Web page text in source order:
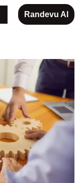
Randevu Al